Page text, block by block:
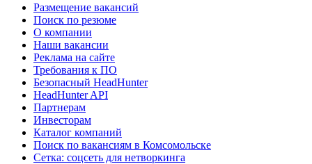
Размещение вакансий
Поиск по резюме
О компании
Наши вакансии
Реклама на сайте
Требования к ПО
Безопасный HeadHunter
HeadHunter API
Партнерам
Инвесторам
Каталог компаний
Поиск по вакансиям в Комсомольске
Сетка: соцсеть для нетворкинга